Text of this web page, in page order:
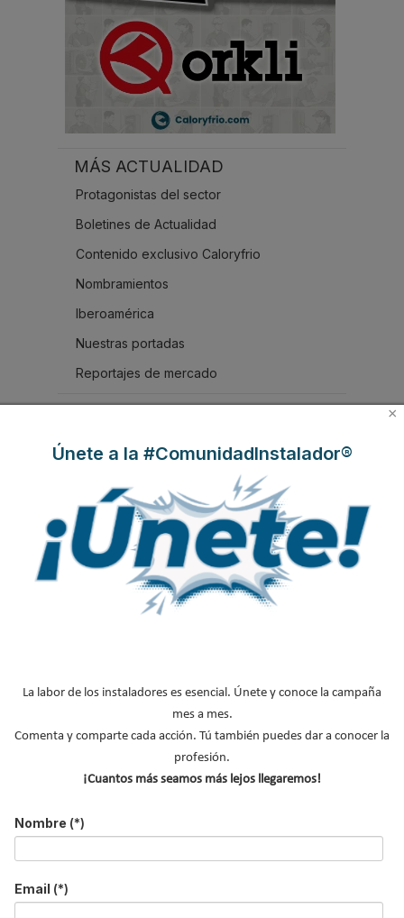
MÁS ACTUALIDAD
Protagonistas del sector
Boletines de Actualidad
Contenido exclusivo Caloryfrio
Nombramientos
Iberoamérica
Nuestras portadas
Reportajes de mercado
Suscríbete a
nuestros boletines
Y RECIBE EN TU EMAIL TODA LA
ACTUALIDAD DEL SECTOR
Ocupación *
*
Acepto lapolítica de privacidad
No soy un robot
×
Únete a la #ComunidadInstalador®
La labor de los instaladores es esencial. Únete y conoce la campaña
mes a mes.
Comenta y comparte cada acción. Tú también puedes dar a conocer la
profesión.
¡Cuantos más seamos más lejos llegaremos!
Nombre (*)
Email (*)